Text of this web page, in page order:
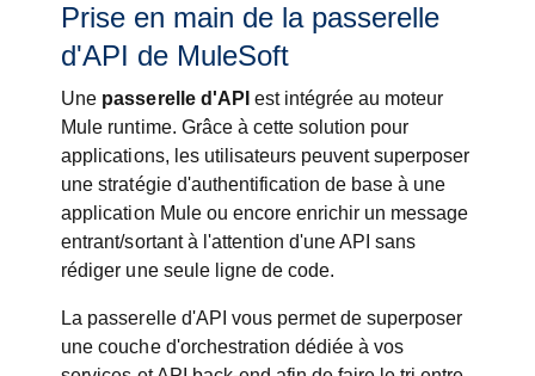
Prise en main de la passerelle
d'API de MuleSoft
Une passerelle d'API est intégrée au moteur
Mule runtime. Grâce à cette solution pour
applications, les utilisateurs peuvent superposer
une stratégie d'authentification de base à une
application Mule ou encore enrichir un message
entrant/sortant à l'attention d'une API sans
rédiger une seule ligne de code.
La passerelle d'API vous permet de superposer
une couche d'orchestration dédiée à vos